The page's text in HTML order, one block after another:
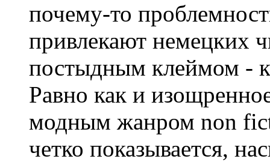
почему-то
привлекают немецких
постыдным клеймом -
Равно как и
модным жанром non
четко показывается,